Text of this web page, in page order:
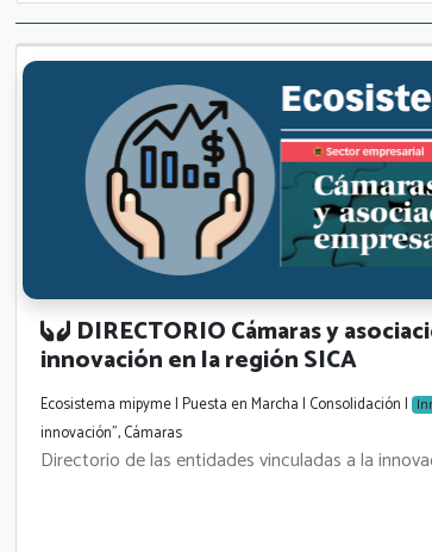
DIRECTORIO Cámaras y
innovación en la región SICA
Ecosistema mipyme | Puesta en Marcha | Consolidación |
innovación", Cámaras
Directorio de las entidades vinculadas a la